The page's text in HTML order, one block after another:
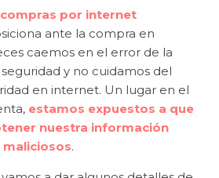
compras por internet
ante la compra en
caemos en el error de la
y no cuidamos del
en internet. Un lugar en el
estamos expuestos a que
nuestra información
.